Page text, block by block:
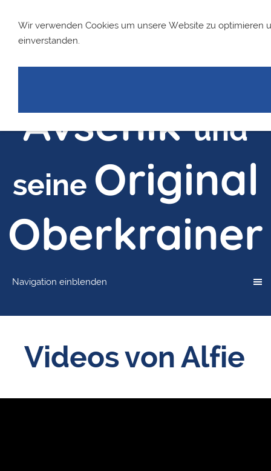
Slavko
Avsenikund
seine Original
Oberkrainer
Navigation einblenden
Videos von Alfie
Wir verwenden Cookies um unsere Website zu optimieren
einverstanden.